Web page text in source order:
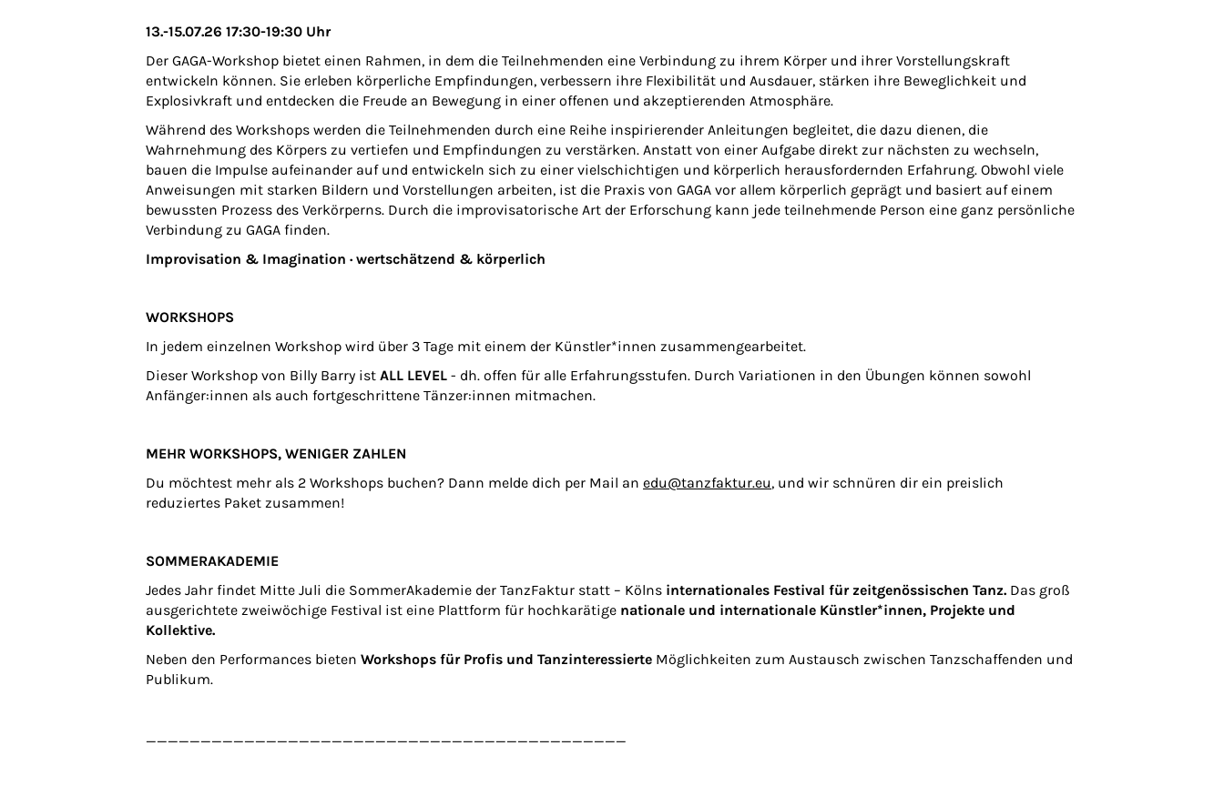
13.-15.07.26 17:30-19:30 Uhr
Der GAGA-Workshop bietet einen Rahmen, in dem die Teilnehmenden eine Verbindung zu ihrem Körper und ihrer Vorstellungskraft
entwickeln können. Sie erleben körperliche Empfindungen, verbessern ihre Flexibilität und Ausdauer, stärken ihre Beweglichkeit und
Explosivkraft und entdecken die Freude an Bewegung in einer offenen und akzeptierenden Atmosphäre.
Während des Workshops werden die Teilnehmenden durch eine Reihe inspirierender Anleitungen begleitet, die dazu dienen, die
Wahrnehmung des Körpers zu vertiefen und Empfindungen zu verstärken. Anstatt von einer Aufgabe direkt zur nächsten zu wechseln,
bauen die Impulse aufeinander auf und entwickeln sich zu einer vielschichtigen und körperlich herausfordernden Erfahrung. Obwohl viele
Anweisungen mit starken Bildern und Vorstellungen arbeiten, ist die Praxis von GAGA vor allem körperlich geprägt und basiert auf einem
bewussten Prozess des Verkörperns. Durch die improvisatorische Art der Erforschung kann jede teilnehmende Person eine ganz persönliche
Verbindung zu GAGA finden.
Improvisation & Imagination · wertschätzend & körperlich
WORKSHOPS
In jedem einzelnen Workshop wird über 3 Tage mit einem der Künstler*innen zusammengearbeitet.
Dieser Workshop von Billy Barry ist ALL LEVEL - dh. offen für alle Erfahrungsstufen. Durch Variationen in den Übungen können sowohl
Anfänger:innen als auch fortgeschrittene Tänzer:innen mitmachen.
MEHR WORKSHOPS, WENIGER ZAHLEN
Du möchtest mehr als 2 Workshops buchen? Dann melde dich per Mail an edu@tanzfaktur.eu, und wir schnüren dir ein preislich
reduziertes Paket zusammen!
SOMMERAKADEMIE
Jedes Jahr findet Mitte Juli die SommerAkademie der TanzFaktur statt – Kölns internationales Festival für zeitgenössischen Tanz. Das groß
ausgerichtete zweiwöchige Festival ist eine Plattform für hochkarätige nationale und internationale Künstler*innen, Projekte und
Kollektive.
Neben den Performances bieten Workshops für Profis und Tanzinteressierte Möglichkeiten zum Austausch zwischen Tanzschaffenden und
Publikum.
____________________________________________